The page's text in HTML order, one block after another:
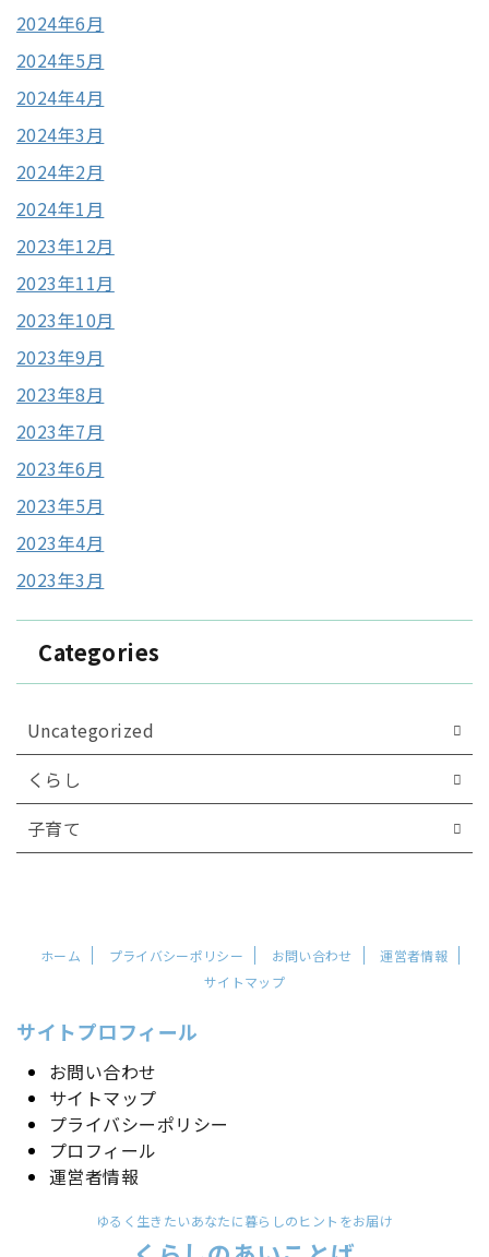
2024年6月
2024年5月
2024年4月
2024年3月
2024年2月
2024年1月
2023年12月
2023年11月
2023年10月
2023年9月
2023年8月
2023年7月
2023年6月
2023年5月
2023年4月
2023年3月
Categories
Uncategorized
くらし
子育て
ホーム プライバシーポリシー お問い合わせ
運営者情報
サイトマップ
サイトプロフィール
お問い合わせ
サイトマップ
プライバシーポリシー
プロフィール
運営者情報
ゆるく生きたいあなたに暮らしのヒントをお届け